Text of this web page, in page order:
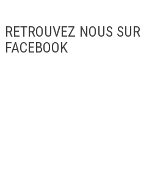
RETROUVEZ NOUS SUR
FACEBOOK